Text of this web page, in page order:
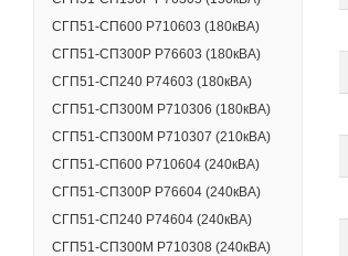
СГП51-СП600 Р710603 (180кВА)
СГП51-СП300Р Р76603 (180кВА)
СГП51-СП240 Р74603 (180кВА)
СГП51-СП300М Р710306 (180кВА)
СГП51-СП300М Р710307 (210кВА)
СГП51-СП600 Р710604 (240кВА)
СГП51-СП300Р Р76604 (240кВА)
СГП51-СП240 Р74604 (240кВА)
СГП51-СП300М Р710308 (240кВА)